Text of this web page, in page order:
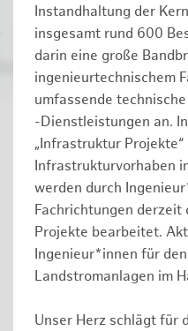
Instandhaltung der
insgesamt rund 600
darin eine große
ingenieurtechnischem
umfassende
-Dienstleistungen an.
„Infrastruktur
Infrastrukturvorhaben
werden durch
Fachrichtungen
Projekte bearbeitet.
Ingenieur*innen für
Landstromanlagen im
Unser Herz schlägt für